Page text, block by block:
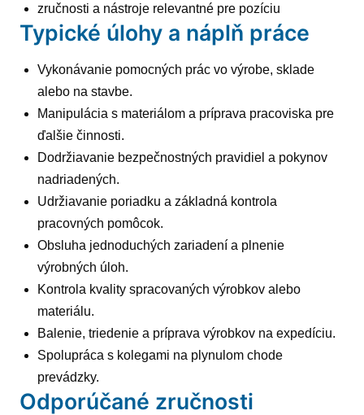
zručnosti a nástroje relevantné pre pozíciu
Typické úlohy a náplň práce
Vykonávanie pomocných prác vo výrobe, sklade
alebo na stavbe.
Manipulácia s materiálom a príprava pracoviska pre
ďalšie činnosti.
Dodržiavanie bezpečnostných pravidiel a pokynov
nadriadených.
Udržiavanie poriadku a základná kontrola
pracovných pomôcok.
Obsluha jednoduchých zariadení a plnenie
výrobných úloh.
Kontrola kvality spracovaných výrobkov alebo
materiálu.
Balenie, triedenie a príprava výrobkov na expedíciu.
Spolupráca s kolegami na plynulom chode
prevádzky.
Odporúčané zručnosti